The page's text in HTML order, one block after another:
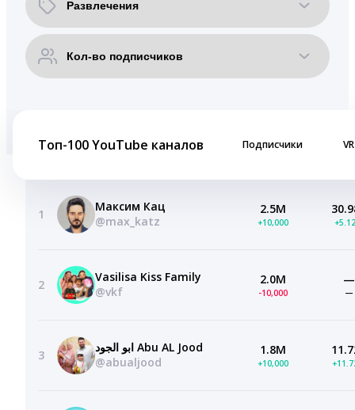
Топ-100 YouTube каналов Подписчики VR
1
Максим Кац
@max_katz
2.5M
+10,000
2
Vasilisa Kiss Family
@vkf
2.0M
-10,000
—
—
3
ابو الجود Abu AL Jood
@abualjood
1.8M
+10,000